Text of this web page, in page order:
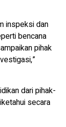
inspeksi dan
bencana
pihak
dari pihak-
secara